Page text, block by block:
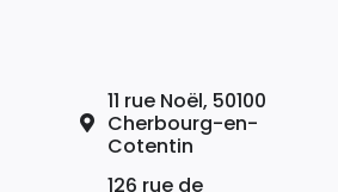
11 rue Noël, 50100
Cherbourg-en-
Cotentin
126 rue de